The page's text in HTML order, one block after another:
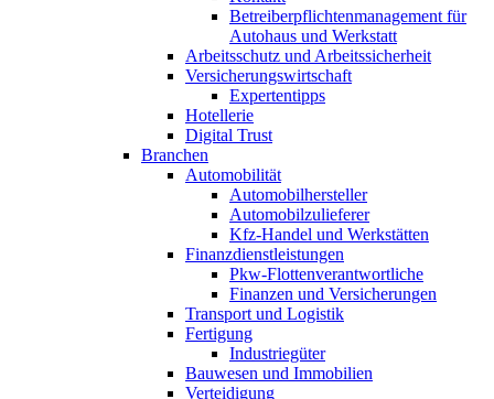
Betreiberpflichtenmanagement für
Autohaus und Werkstatt
Arbeitsschutz und Arbeitssicherheit
Versicherungswirtschaft
Expertentipps
Hotellerie
Digital Trust
Branchen
Automobilität
Automobilhersteller
Automobilzulieferer
Kfz-Handel und Werkstätten
Finanzdienstleistungen
Pkw‑Flottenverantwortliche
Finanzen und Versicherungen
Transport und Logistik
Fertigung
Industriegüter
Bauwesen und Immobilien
Verteidigung